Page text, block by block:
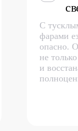
С
фарами
опасно.
не
и